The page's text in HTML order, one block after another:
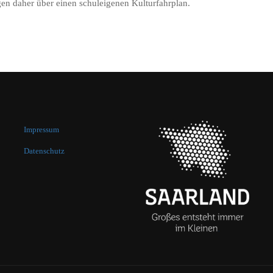
daher über einen schuleigenen Kulturfahrplan.
Impressum
Datenschutz